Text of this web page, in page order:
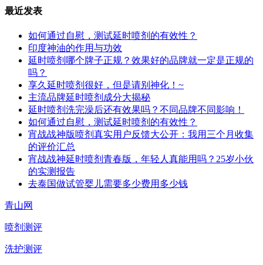
最近发表
如何通过自慰，测试延时喷剂的有效性？
印度神油的作用与功效
延时喷剂哪个牌子正规？效果好的品牌就一定是正规的
吗？
享久延时喷剂很好，但是请别神化！~
主流品牌延时喷剂成分大揭秘
延时喷剂洗完澡后还有效果吗？不同品牌不同影响！
如何通过自慰，测试延时喷剂的有效性？
宵战战神版喷剂真实用户反馈大公开：我用三个月收集
的评价汇总
宵战战神延时喷剂青春版，年轻人真能用吗？25岁小伙
的实测报告
去泰国做试管婴儿需要多少费用多少钱
青山网
喷剂测评
洗护测评